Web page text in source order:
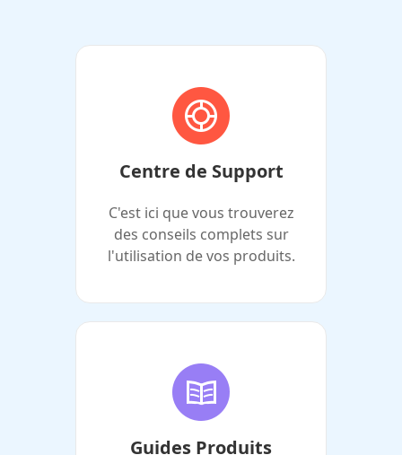
Centre de Support
C'est ici que vous trouverez
des conseils complets sur
l'utilisation de vos produits.
Guides Produits